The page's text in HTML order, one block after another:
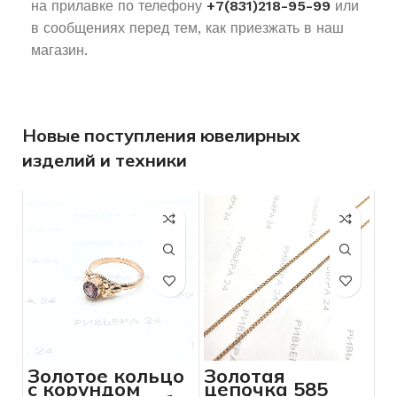
на прилавке по телефону +7(831)218-95-99 или
в сообщениях перед тем, как приезжать в наш
магазин.
Новые поступления ювелирных
изделий и техники
Золотое кольцо
с корундом
Золотая
цепочка 585